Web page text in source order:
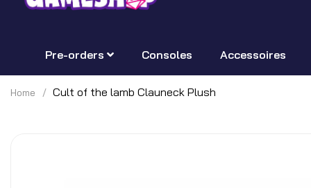
Pre-orders Consoles Accessoires
Home Cult of the lamb Clauneck Plush